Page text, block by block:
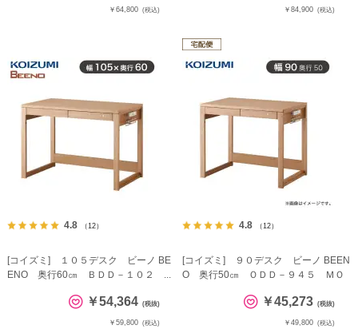
￥64,800 (税込) ￥84,900 (税込)
4.8 （12）
[コイズミ] １０５デスク ビーノ BE
ENO 奥行60㎝ ＢＤＤ－１０２ ...
￥54,364 (税抜)
￥59,800 (税込)
4.8 （12）
[コイズミ] ９０デスク ビーノ BEEN
O 奥行50㎝ ＯＤＤ－９４５ ＭＯ
￥45,273 (税抜)
￥49,800 (税込)